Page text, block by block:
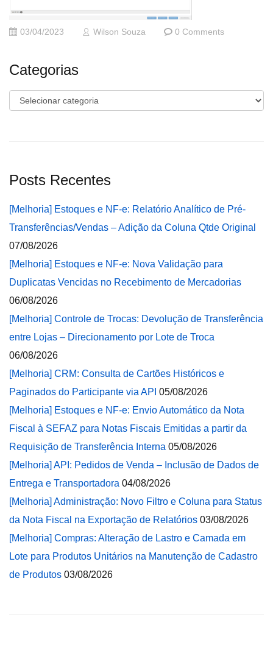
03/04/2023 Wilson Souza 0 Comments
Categorias
Categorias
Posts Recentes
[Melhoria] Estoques e NF-e: Relatório Analítico de Pré-
Transferências/Vendas – Adição da Coluna Qtde Original
07/08/2026
[Melhoria] Estoques e NF-e: Nova Validação para
Duplicatas Vencidas no Recebimento de Mercadorias
06/08/2026
[Melhoria] Controle de Trocas: Devolução de Transferência
entre Lojas – Direcionamento por Lote de Troca
06/08/2026
[Melhoria] CRM: Consulta de Cartões Históricos e
Paginados do Participante via API 05/08/2026
[Melhoria] Estoques e NF-e: Envio Automático da Nota
Fiscal à SEFAZ para Notas Fiscais Emitidas a partir da
Requisição de Transferência Interna 05/08/2026
[Melhoria] API: Pedidos de Venda – Inclusão de Dados de
Entrega e Transportadora 04/08/2026
[Melhoria] Administração: Novo Filtro e Coluna para Status
da Nota Fiscal na Exportação de Relatórios 03/08/2026
[Melhoria] Compras: Alteração de Lastro e Camada em
Lote para Produtos Unitários na Manutenção de Cadastro
de Produtos 03/08/2026